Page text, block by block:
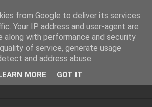
Loading...from Google to deliver its services
Your IP address and user-agent are
along with performance and security
of service, generate usage
and address abuse.
MORE GOT IT